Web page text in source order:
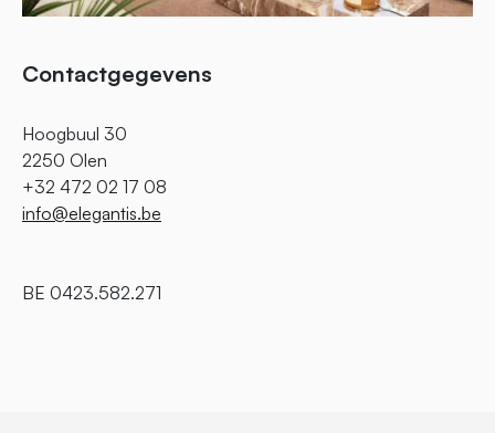
Contactgegevens
Hoogbuul 30
2250 Olen
+32 472 02 17 08
info@elegantis.be
BE 0423.582.271